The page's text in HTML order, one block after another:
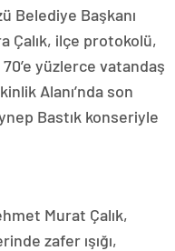
Belediye Başkanı
Çalık, ilçe protokolü,
yüzlerce vatandaş
Alanı’nda son
Bastık konseriyle
Murat Çalık,
zafer ışığı,